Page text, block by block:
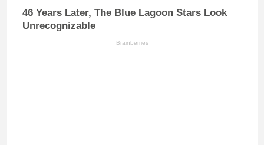
46 Years Later, The Blue Lagoon Stars Look
Unrecognizable
Brainberries